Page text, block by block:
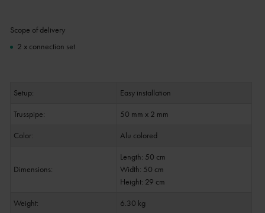
Scope of delivery
2 x connection set
Setup:
Easy installation
Trusspipe:
50 mm x 2 mm
Color:
Alu colored
Dimensions:
Length: 50 cm
Width: 50 cm
Height: 29 cm
Weight:
6.30 kg